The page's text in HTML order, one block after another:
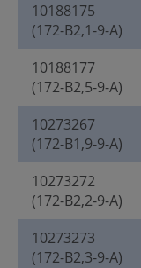
10188175
(172-B2,1-9-A)
10188177
(172-B2,5-9-A)
10273267
(172-B1,9-9-A)
10273272
(172-B2,2-9-A)
10273273
(172-B2,3-9-A)